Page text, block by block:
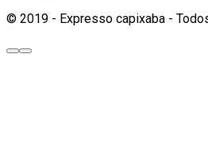
© 2019 - Expresso capixaba -